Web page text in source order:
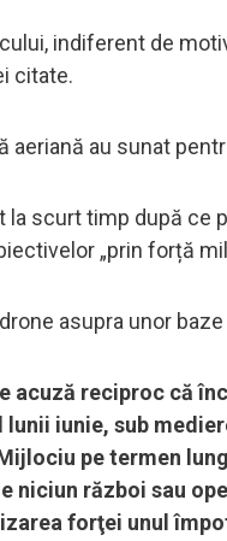
indiferent de
citate.
aeriană au sunat
la scurt timp după ce
„prin forță
asupra unor
acuză reciproc că
iunie, sub
pe termen
niciun război sau
forţei unul